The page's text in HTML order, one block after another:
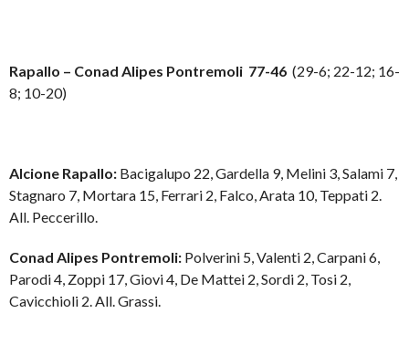
Rapallo – Conad Alipes Pontremoli 77-46 (29-6; 22-12; 16-
8; 10-20)
Alcione Rapallo: Bacigalupo 22, Gardella 9, Melini 3, Salami 7,
Stagnaro 7, Mortara 15, Ferrari 2, Falco, Arata 10, Teppati 2.
All. Peccerillo.
Conad Alipes Pontremoli: Polverini 5, Valenti 2, Carpani 6,
Parodi 4, Zoppi 17, Giovi 4, De Mattei 2, Sordi 2, Tosi 2,
Cavicchioli 2. All. Grassi.